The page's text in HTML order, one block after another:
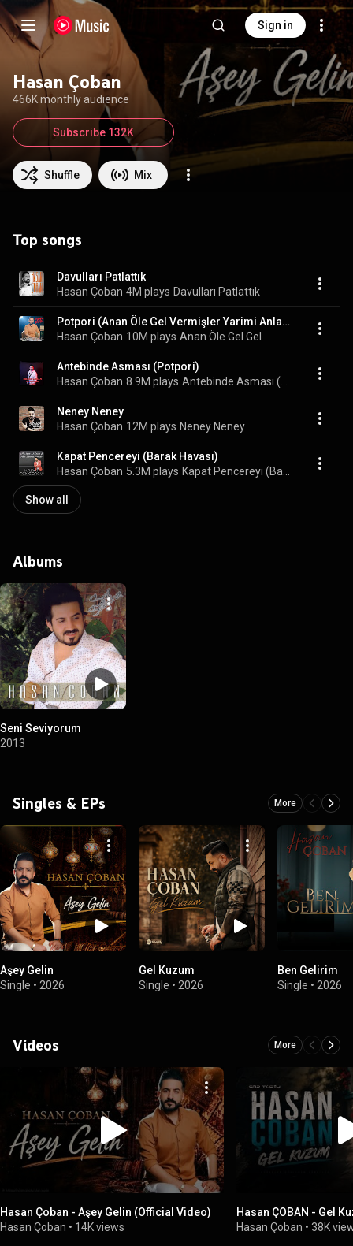
Sign in
Hasan Çoban
466K monthly audience
Shuffle Mix
Subscribe 132K
Top songs
Davulları Patlattık
Hasan Çoban 4M plays Davulları Patlattık
Potpori (Anan Öle Gel Vermişler Yarimi Anlamadın Yar)
Hasan Çoban 10M plays Anan Öle Gel Gel
Antebinde Asması (Potpori)
Hasan Çoban 8.9M plays
Neney Neney
Hasan Çoban 12M plays Neney Neney
Kapat Pencereyi (Barak Havası)
Hasan Çoban 5.3M plays
Show all
Albums
Seni Seviyorum
2013
Singles & EPs More
Aşey Gelin
Single • 2026
Gel Kuzum
Single • 2026
Ben Gelirim
Single • 2026
Videos More
Hasan Çoban - Aşey Gelin (Official Video)
Hasan Çoban • 14K views
Hasan ÇOBAN - Gel
Hasan Çoban •38K